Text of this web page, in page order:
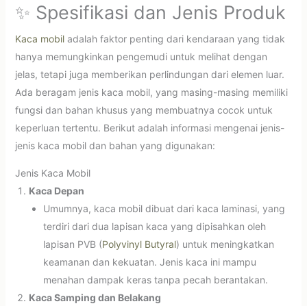
✨ Spesifikasi dan Jenis Produk
Kaca mobiladalah faktor penting dari kendaraan yang tidak
hanya memungkinkan pengemudi untuk melihat dengan
jelas, tetapi juga memberikan perlindungan dari elemen luar.
Ada beragam jenis kaca mobil, yang masing-masing memiliki
fungsi dan bahan khusus yang membuatnya cocok untuk
keperluan tertentu. Berikut adalah informasi mengenai jenis-
jenis kaca mobil dan bahan yang digunakan:
Jenis Kaca Mobil
Kaca Depan
Umumnya, kaca mobil dibuat dari kaca laminasi, yang
terdiri dari dua lapisan kaca yang dipisahkan oleh
lapisan PVB (Polyvinyl Butyral) untuk meningkatkan
keamanan dan kekuatan. Jenis kaca ini mampu
menahan dampak keras tanpa pecah berantakan.
Kaca Samping dan Belakang